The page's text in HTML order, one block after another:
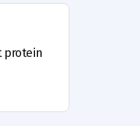
protein